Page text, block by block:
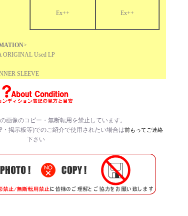
Ex++
Ex++
>
Used LP
SLEEVE
画像のコピー・無断転用を禁止しています。
掲示板等)でのご紹介で使用されたい場合は前もってご連絡
下さい